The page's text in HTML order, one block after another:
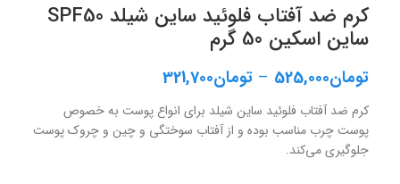
کرم ضد آفتاب فلوئید ساین شیلد SPF50
ساین اسکین 50 گرم
تومان525,000
– تومان321,700
کرم ضد آفتاب فلوئید ساین شیلد برای انواع پوست به خصوص
پوست چرب مناسب بوده و از آفتاب سوختگی و چین و چروک پوست
جلوگیری می‌کند.